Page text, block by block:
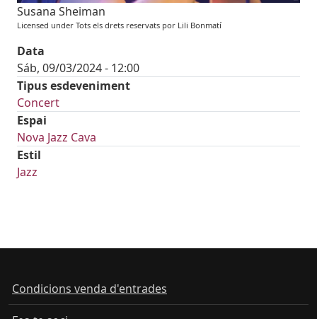
Susana Sheiman
Licensed under Tots els drets reservats por Lili Bonmatí
Data
Sáb, 09/03/2024 - 12:00
Tipus esdeveniment
Concert
Espai
Nova Jazz Cava
Estil
Jazz
Condicions venda d'entrades